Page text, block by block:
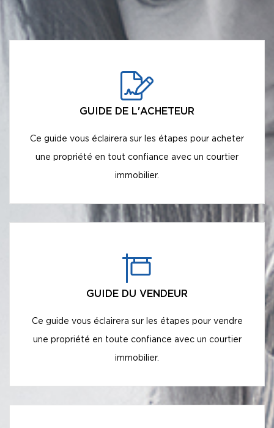
GUIDE DE L'ACHETEUR
Ce guide vous éclairera sur les étapes pour acheter
une propriété en tout confiance avec un courtier
immobilier.
GUIDE DU VENDEUR
Ce guide vous éclairera sur les étapes pour vendre
une propriété en toute confiance avec un courtier
immobilier.